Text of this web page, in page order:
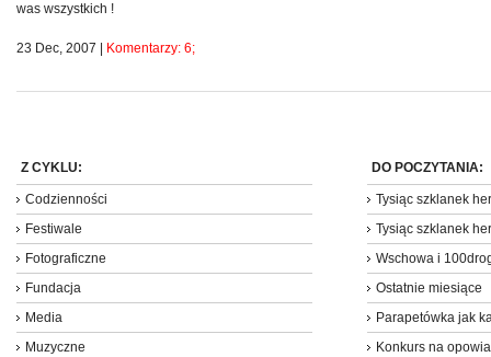
was wszystkich !
23 Dec, 2007 | Komentarzy: 6;
Z CYKLU:
Codzienności
Festiwale
Fotograficzne
Fundacja
Media
Muzyczne
DO POCZYTANIA:
Tysiąc szklanek
Tysiąc szklanek
Wschowa i
Ostatnie miesiące
Parapetówka jak
Konkurs na